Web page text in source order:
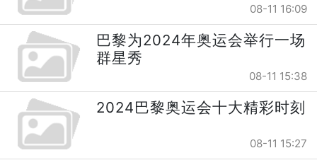
08-11 16:09
巴黎为2024年奥运会举行一场
群星秀
08-11 15:38
2024巴黎奥运会十大精彩时刻
08-11 15:27